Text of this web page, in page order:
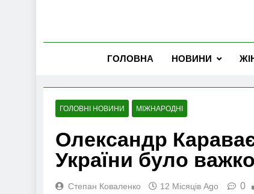
ГОЛОВНА НОВИНИ
ГОЛОВНІ НОВИНИ МІЖНАРОДНІ
Олександр
України було
Степан Коваленко 12 Місяців Ago 0